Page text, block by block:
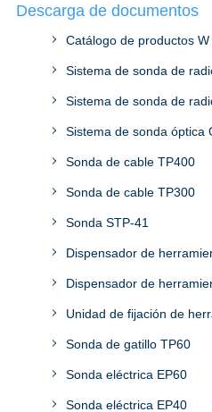
Descarga de documentos
Catálogo de productos W
Sistema de sonda de
Sistema de sonda de
Sistema de sonda óptica
Sonda de cable TP400
Sonda de cable TP300
Sonda STP-41
Dispensador de
Dispensador de
Unidad de fijación de
Sonda de gatillo TP60
Sonda eléctrica EP60
Sonda eléctrica EP40